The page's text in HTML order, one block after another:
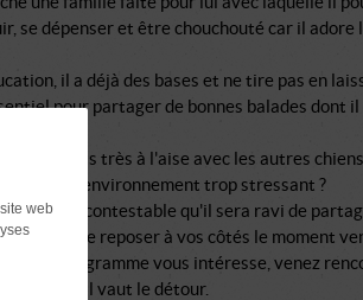
se dépenser et être chouchouté car il adore
il a déjà des bases et ne tire pas en
pour partager de bonnes balades dont il
il n'est pas très à l'aise avec les autres
est-ce l'environnement trop stressant ?
il est incontestable qu'il sera ravi de
et se reposer à vos côtés le moment
ce beau programme vous intéresse, venez
touchant, il vaut le détour.
web